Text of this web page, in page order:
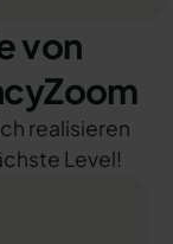
von
realisieren
Level!